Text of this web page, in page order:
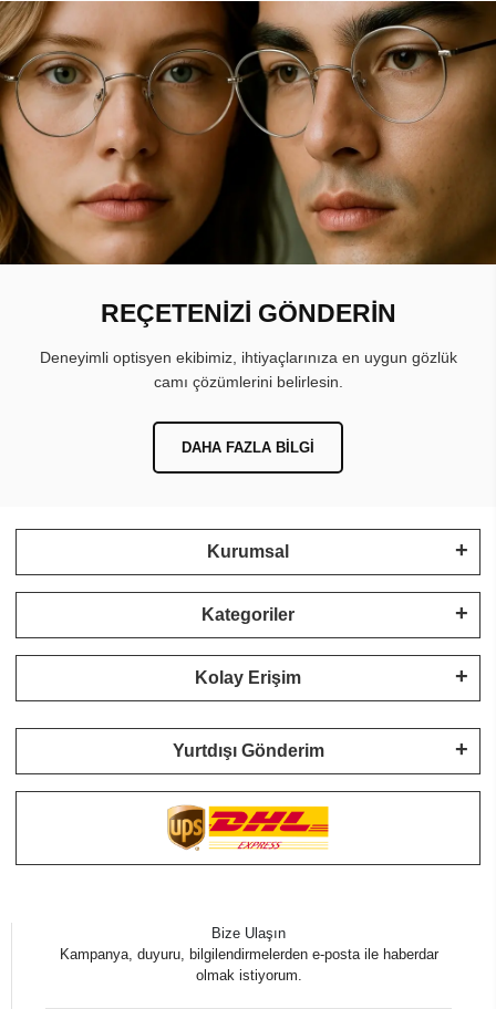
REÇETENİZİ GÖNDERİN
Deneyimli optisyen ekibimiz, ihtiyaçlarınıza en uygun gözlük
camı çözümlerini belirlesin.
DAHA FAZLA BILGI
Kurumsal
Kategoriler
Kolay Erişim
Yurtdışı Gönderim
Bize Ulaşın
Kampanya, duyuru, bilgilendirmelerden e-posta ile haberdar
olmak istiyorum.